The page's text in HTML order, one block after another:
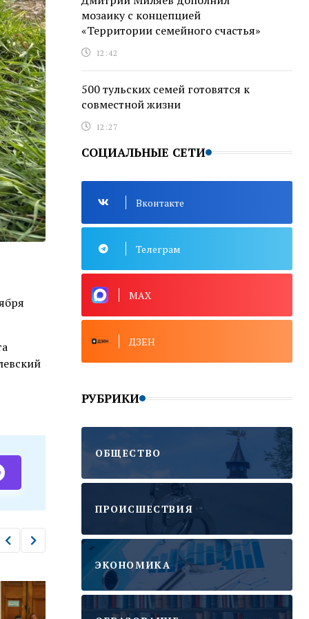
мозаику с концепцией
«Территории семейного счастья»
12:42
500 тульских семей готовятся к
совместной жизни
12:27
СОЦИАЛЬНЫЕ СЕТИ
Вконтакте
Телеграм
MAX
ДЗЕН
РУБРИКИ
ОБЩЕСТВО
ПРОИСШЕСТВИЯ
ЭКОНОМИКА